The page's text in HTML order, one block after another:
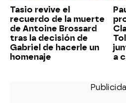
Tasio revive el
recuerdo de la muerte
de Antoine Brossard
tras la decisión de
Gabriel de hacerle un
homenaje
a